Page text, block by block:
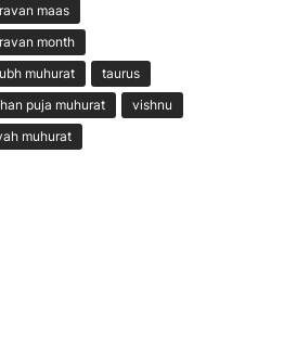
maas
month
muhurat
taurus
puja muhurat
vishnu
muhurat